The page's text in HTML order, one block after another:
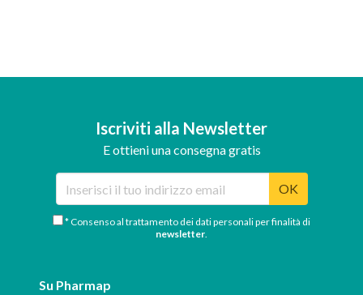
Iscriviti alla Newsletter
E ottieni una consegna gratis
OK
* Consenso al trattamento dei dati personali per finalità di
newsletter.
Su Pharmap